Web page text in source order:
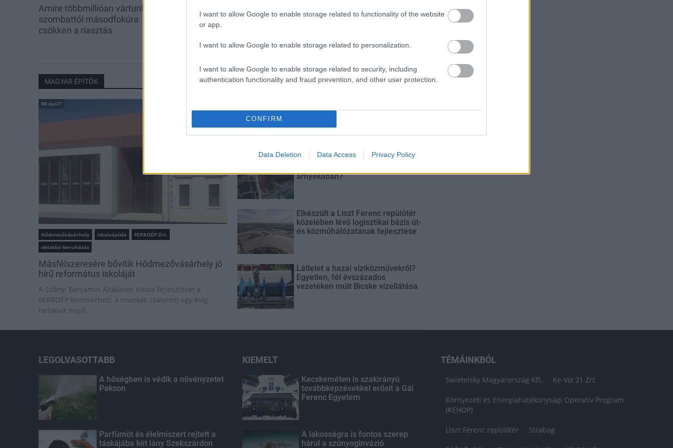
I want to allow Google to enable storage related to functionality of the website
or app.
I want to allow Google to enable storage related to personalization.
I want to allow Google to enable storage related to security, including
authentication functionality and fraud prevention, and other user protection.
CONFIRM
Data Deletion Data Access Privacy Policy
Amire többmillióan vártunk:
szombattól másodfokúra
csökken a riasztás
növényzetet Pakson
segítség a paksi
MAGYAR ÉPÍTŐK
Mi épül?
Hódmezővásárhely iskolaépítés
FERROÉP Zrt.
oktatási beruházás
Másfélszeresére bővítik Hódmezővásárhely jó
hírű református iskoláját
A Szőnyi Benjámin Általános Iskola fejlesztését a
FERROÉP kivitelezheti; a munkák csaknem egy évig
tartanak majd.
be a Flórián téri felüljárón
Paks II.: Mit jelent az 5. blokk új
árnyékában?
Elkészült a Liszt Ferenc repülőtér
közelében lévő logisztikai bázis út-
és közműhálózatának fejlesztése
Látlelet a hazai víziközművekről?
Egyetlen, fél évszázados
vezetéken múlt Bicske vízellátása
LEGOLVASOTTABB
A hőségben is védik a növényzetet
Pakson
Parfümöt és élelmiszert rejtett a
táskájába két lány Szekszárdon
KIEMELT
Kecskeméten is szakirányú
továbbképzésekkel erősít a Gál
Ferenc Egyetem
A lakosságra is fontos szerep
hárul a szúnyoginvázió
TÉMÁINKBÓL
Swietelsky Magyarország Kft. Ke-Víz 21 Zrt.
Környezeti és Energiahatékonysági Operatív Program
(KEHOP)
Liszt Ferenc repülőtér Strabag